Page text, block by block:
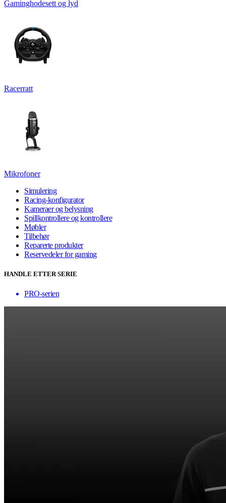
Gaminghodesett og lyd
Racerratt
Mikrofoner
Simulering
Racing-konfigurator
Kameraer og belysning
Spillkontrollere og kontrollere
Møbler
Tilbehør
Reparerte produkter
Reservedeler for gaming
HANDLE ETTER SERIE
PRO-serien